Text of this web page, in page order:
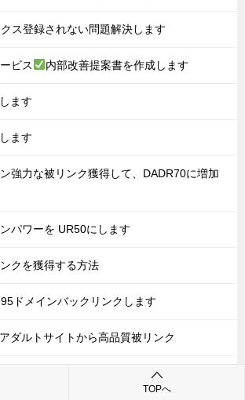
ス登録されない問題解決します
ビス 内部改善提案書を作成します
ます
ます
強力な被リンク獲得して、DADR70に増加
パワーを UR50にします
クを獲得する方法
ドメインバックリンクします
ダルトサイトから高品質被リンク
アフィリエイトサイトのSEO外部施策（被
TOPへ